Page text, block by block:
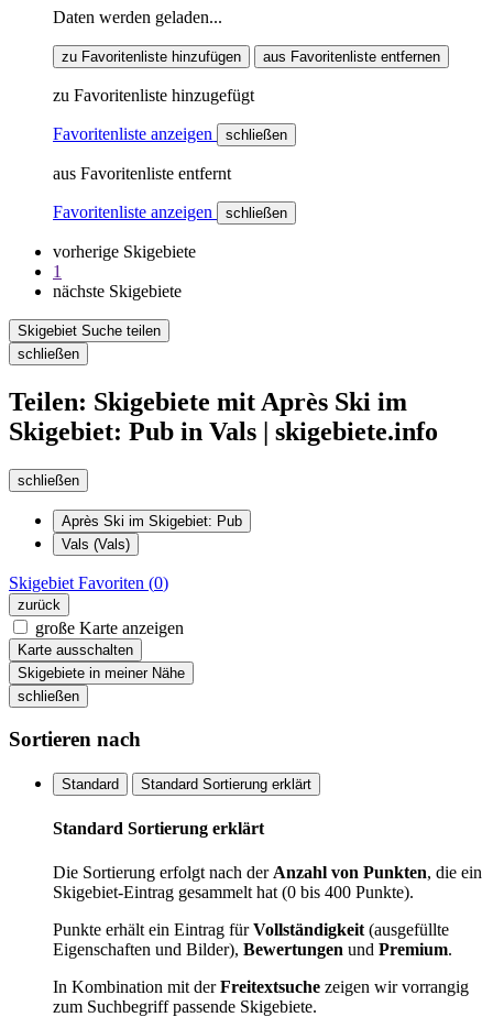
Daten werden geladen...
zu Favoritenliste hinzufügen aus Favoritenliste entfernen
zu Favoritenliste hinzugefügt
Favoritenliste anzeigen schließen
aus Favoritenliste entfernt
Favoritenliste anzeigen schließen
vorherige Skigebiete
1
nächste Skigebiete
Skigebiet Suche teilen
schließen
Teilen: Skigebiete mit Après Ski im
Skigebiet: Pub in Vals | skigebiete.info
schließen
Après Ski im Skigebiet: Pub
Vals (Vals)
Skigebiet Favoriten (0)
zurück
große Karte anzeigen
Karte ausschalten
Skigebiete in meiner Nähe
schließen
Sortieren nach
Standard Standard Sortierung erklärt
Standard Sortierung erklärt
Die Sortierung erfolgt nach der Anzahl von Punkten, die ein
Skigebiet-Eintrag gesammelt hat (0 bis 400 Punkte).
Punkte erhält ein Eintrag fürVollständigkeit (ausgefüllte
Eigenschaften und Bilder), Bewertungen und Premium.
In Kombination mit derFreitextsuche zeigen wir vorrangig
zum Suchbegriff passende Skigebiete.